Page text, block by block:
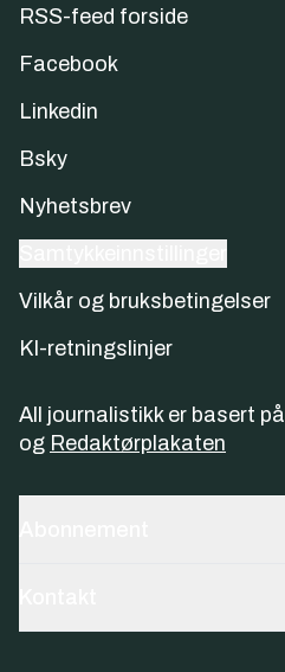
RSS-feed forside
Facebook
Linkedin
Bsky
Nyhetsbrev
Vilkår og bruksbetingelser
KI-retningslinjer
All journalistikk er basert på
og Redaktørplakaten